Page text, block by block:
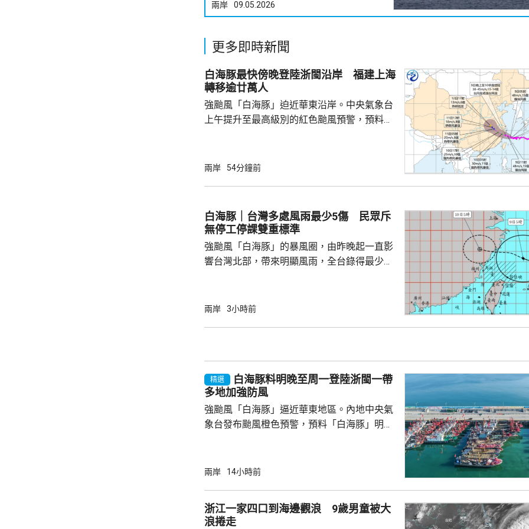
兩岸 09.05.2026
更多即時新聞
白海豚最快傍晚登陸浙閩沿岸 福建上海
轉移逾廿萬人
強颱風「白海豚」迫近華東沿岸。中央氣象台
上午提升至最高級別的紅色颱風預警，預料
杭州灣、浙江沿海、長江口等地，將有9至12
至16級。浙江、上海、江蘇、安徽和福建等
地，亦會有大雨至暴雨，部分地區會有250至
兩岸 54分鐘前
白海豚｜台灣多處風雨最少5傷 民眾斥
無停工停課雙重標準
強颱風「白海豚」的暴風圈，由昨晚起一直影
響台灣北部，帶來明顯風雨，全台錄得最少
毋須發出陸上警報，但在外圍環流影響下，北
晚過後才會緩和。 目前只有連江縣和桃園市的
復興區停工停課，網上有民眾批評...
兩岸 3小時前
精選
白海豚料明晚至周一登陸浙閩一帶
多地加強防風
強颱風「白海豚」逼近華東地區。內地中央氣
象台發布颱風橙色預警，預料「白海豚」明晚
級，陣風15至17級；浙江、上海、江蘇等地，
區仍有暴雨，部分地區累計雨量可達200至
兩岸 14小時前
浙江一家四口到海邊觀浪 9歲男童被大
浪捲走